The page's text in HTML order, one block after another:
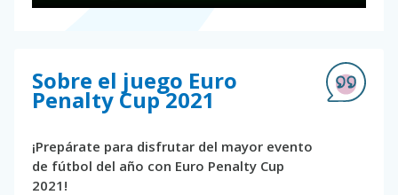
Sobre el juego Euro
Penalty Cup 2021
¡Prepárate para disfrutar del mayor evento
de fútbol del año con Euro Penalty Cup
2021!